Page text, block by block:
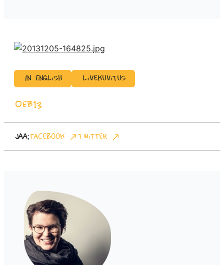
In English Livekuvitus
OEB13
Jaa:Facebook Twitter